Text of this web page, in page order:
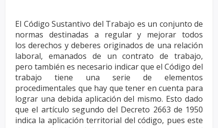
El Código Sustantivo del Trabajo es un conjunto de
normas destinadas a regular y mejorar todos
losderechos y deberes originados de una relación
laboral, emanados de un contrato de trabajo,
pero también es necesario indicar que el Código del
trabajo tiene una serie de elementos
procedimentales que hay que tener en cuenta para
lograr una debida aplicación del mismo. Esto dado
que el artículo segundo del Decreto 2663 de 1950
indica la aplicación territorial del código, pues este